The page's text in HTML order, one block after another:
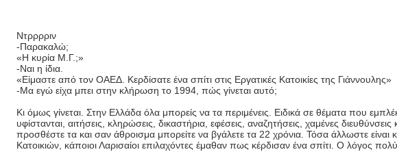
Ντρρρριν
-Παρακαλώ;
«Η κυρία Μ.Γ.;»
-Ναι η ίδια.
«Είμαστε από τον ΟΑΕΔ. Κερδίσατε ένα σπίτι στις Εργατικές Κατοικίες της Γιάννουλης»
-Μα εγώ είχα μπει στην κλήρωση το 1994, πώς γίνεται αυτό;
Κι όμως γίνεται. Στην Ελλάδα όλα μπορείς να τα περιμένεις. Ειδικά σε θέματα που
υφίστανται, αιτήσεις, κληρώσεις, δικαστήρια, εφέσεις, αναζητήσεις, χαμένες
προσθέστε τα και σαν άθροισμα μπορείτε να βγάλετε τα 22 χρόνια. Τόσα άλλωστε
Κατοικιών, κάποιοι Λαρισαίοι επιλαχόντες έμαθαν πως κέρδισαν ένα σπίτι. Ο λόγος